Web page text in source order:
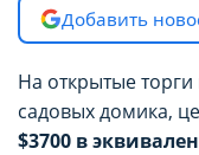
Добавить
На открытые
садовых домика,
$3700 в